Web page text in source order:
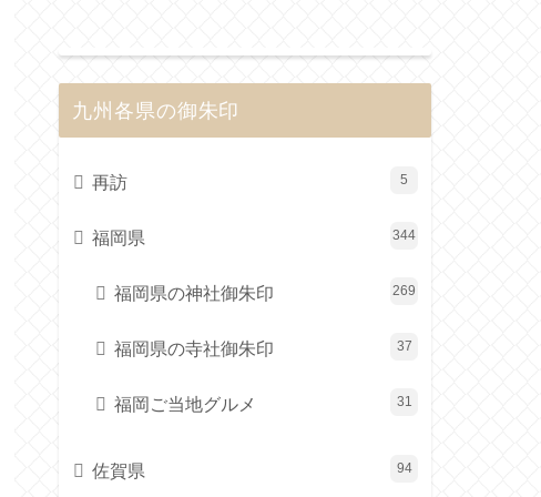
九州各県の御朱印
再訪 5
福岡県 344
福岡県の神社御朱印 269
福岡県の寺社御朱印 37
福岡ご当地グルメ 31
佐賀県 94